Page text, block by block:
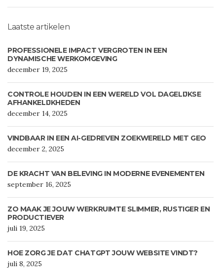
Laatste artikelen
PROFESSIONELE IMPACT VERGROTEN IN EEN
DYNAMISCHE WERKOMGEVING
december 19, 2025
CONTROLE HOUDEN IN EEN WERELD VOL DAGELIJKSE
AFHANKELIJKHEDEN
december 14, 2025
VINDBAAR IN EEN AI-GEDREVEN ZOEKWERELD MET GEO
december 2, 2025
DE KRACHT VAN BELEVING IN MODERNE EVENEMENTEN
september 16, 2025
ZO MAAK JE JOUW WERKRUIMTE SLIMMER, RUSTIGER EN
PRODUCTIEVER
juli 19, 2025
HOE ZORG JE DAT CHATGPT JOUW WEBSITE VINDT?
juli 8, 2025